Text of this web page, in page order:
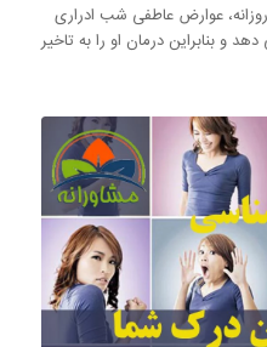
عوارض عاطفی شب ادراری
و بنابراین درمان او را به تاخیر